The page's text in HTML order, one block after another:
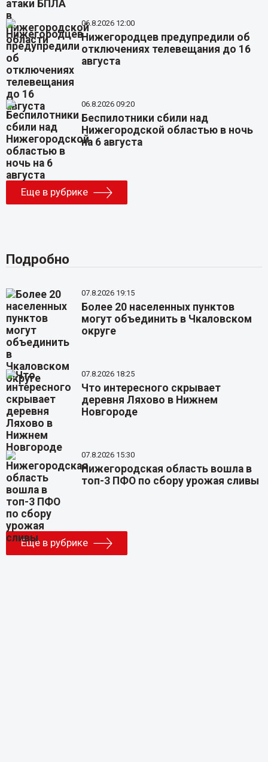
06.8.2026 12:00
Нижегородцев предупредили об
отключениях телевещания до 16
августа
06.8.2026 09:20
Беспилотники сбили над
Нижегородской областью в ночь
на 6 августа
Еще в рубрике
Подробно
07.8.2026 19:15
Более 20 населенных пунктов
могут объединить в Чкаловском
округе
07.8.2026 18:25
Что интересного скрывает
деревня Ляхово в Нижнем
Новгороде
07.8.2026 15:30
Нижегородская область вошла в
топ-3 ПФО по сбору урожая сливы
Еще в рубрике